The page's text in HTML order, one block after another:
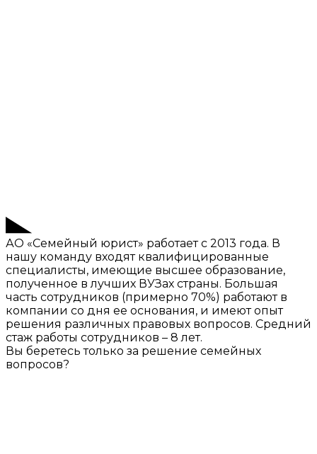
АО «Семейный юрист» работает с 2013 года. В
нашу команду входят квалифицированные
специалисты, имеющие высшее образование,
полученное в лучших ВУЗах страны. Большая
часть сотрудников (примерно 70%) работают в
компании со дня ее основания, и имеют опыт
решения различных правовых вопросов. Средний
стаж работы сотрудников – 8 лет.
Вы беретесь только за решение семейных
вопросов?